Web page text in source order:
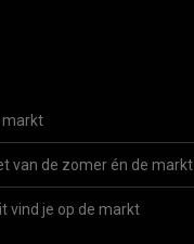
markt
van de zomer én de markt
vind je op de markt